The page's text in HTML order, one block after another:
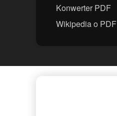
Konwerter PDF
Wikipedia o PDF